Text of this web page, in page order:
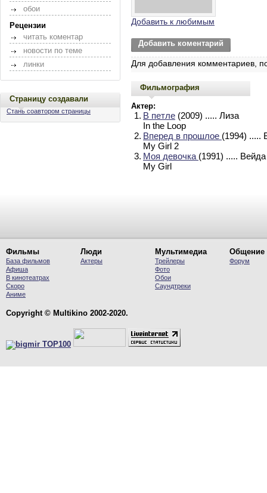
обои
Рецензии
читать коментар
новости по теме
линки
Страницу создавали
Стань соавтором страницы
Добавить к любимым
Добавить коментарий
Для добавления комментариев,
Фильмография
Актер:
1. В петле (2009) ..... Лиза
In the Loop
2. Вперед в прошлое (1994) .....
My Girl 2
3. Моя девочка (1991) .....
My Girl
Фильмы
База фильмов
Афиша
В кинотеатрах
Скоро
Аниме
Люди
Актеры
Мультимедиа
Трейлеры
Фото
Обои
Саундтреки
Общение
Форум
Copyright © Multikino 2002-2020.